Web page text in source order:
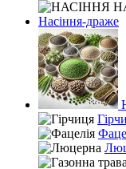
Насіння-драже